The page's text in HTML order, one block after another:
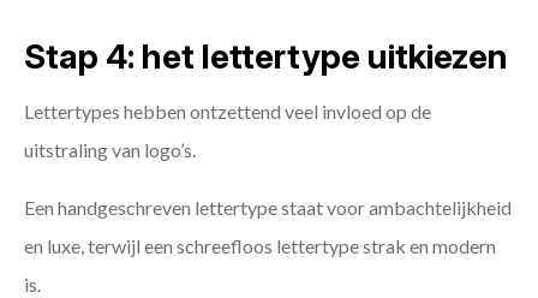
Stap 4: het lettertype uitkiezen
Lettertypes hebben ontzettend veel invloed op de
uitstraling van logo’s.
Een handgeschreven lettertype staat voor ambachtelijkheid
en luxe, terwijl een schreefloos lettertype strak en modern
is.